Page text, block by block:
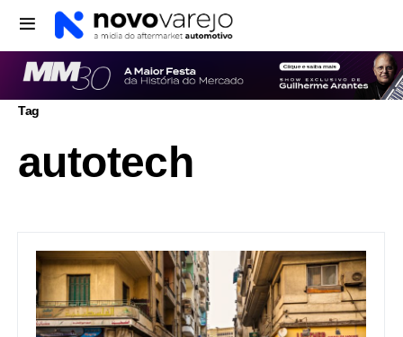
Tag
autotech